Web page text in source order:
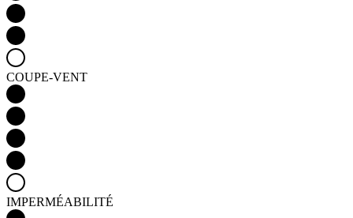
COUPE-VENT
IMPERMÉABILITÉ